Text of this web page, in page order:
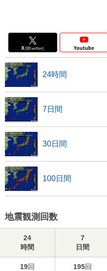
24時間
7日間
30日間
100日間
地震観測回数
24
時間
7
日間
19回 195回